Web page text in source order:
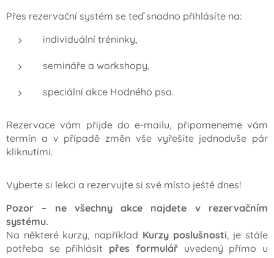
Přes rezervační systém se teď snadno přihlásíte na:
individuální tréninky,
semináře a workshopy,
speciální akce Hodného psa.
Rezervace vám přijde do e-mailu, připomeneme vám
termín a v případě změn vše vyřešíte jednoduše pár
kliknutími.
Vyberte si lekci a rezervujte si své místo ještě dnes!
Pozor – ne všechny akce najdete v rezervačním
systému.
Na některé kurzy, například Kurzy poslušnosti, je stále
potřeba se přihlásit přes formulářuvedený přímo u